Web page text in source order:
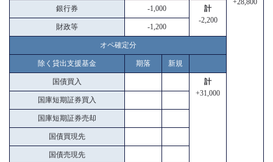
+28,800
銀行券 -1,000
計
-2,200
財政等 -1,200
オペ確定分
除く貸出支援基金 期落 新規
国債買入
計
+31,000
国庫短期証券買入
国庫短期証券売却
国債買現先
国債売現先